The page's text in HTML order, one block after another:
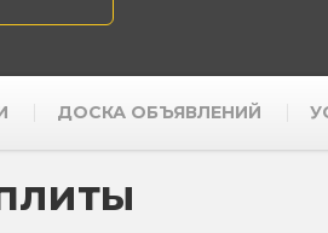
ДОСКА ОБЪЯВЛЕНИЙ